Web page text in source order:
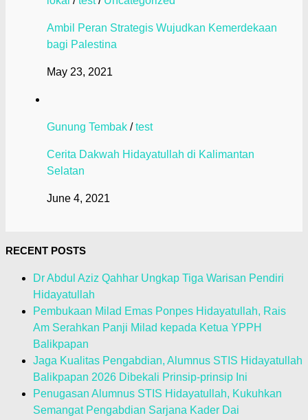
Ambil Peran Strategis Wujudkan Kemerdekaan
bagi Palestina
May 23, 2021
Gunung Tembak /test
Cerita Dakwah Hidayatullah di Kalimantan
Selatan
June 4, 2021
RECENT POSTS
Dr Abdul Aziz Qahhar Ungkap Tiga Warisan Pendiri
Hidayatullah
Pembukaan Milad Emas Ponpes Hidayatullah, Rais
Am Serahkan Panji Milad kepada Ketua YPPH
Balikpapan
Jaga Kualitas Pengabdian, Alumnus STIS Hidayatullah
Balikpapan 2026 Dibekali Prinsip-prinsip Ini
Penugasan Alumnus STIS Hidayatullah, Kukuhkan
Semangat Pengabdian Sarjana Kader Dai